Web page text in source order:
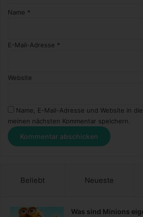
Name *
E-Mail-Adresse *
Website
Name, E-Mail-Adresse und Website in
meinen nächsten Kommentar speichern.
Beliebt Neueste
Was sind Minions